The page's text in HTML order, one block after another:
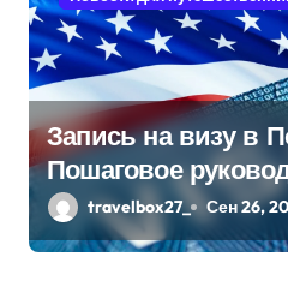
м
Запись на визу в
Пошаговое
travelbox27_ Сен 26,